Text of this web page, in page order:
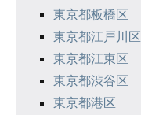
東京都板橋区
東京都江戸川区
東京都江東区
東京都渋谷区
東京都港区